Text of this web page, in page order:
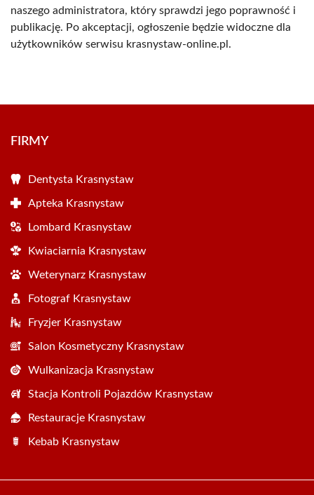
naszego administratora, który sprawdzi jego poprawność i
publikację. Po akceptacji, ogłoszenie będzie widoczne dla
użytkowników serwisu krasnystaw-online.pl.
FIRMY
Dentysta Krasnystaw
Apteka Krasnystaw
Lombard Krasnystaw
Kwiaciarnia Krasnystaw
Weterynarz Krasnystaw
Fotograf Krasnystaw
Fryzjer Krasnystaw
Salon Kosmetyczny Krasnystaw
Wulkanizacja Krasnystaw
Stacja Kontroli Pojazdów Krasnystaw
Restauracje Krasnystaw
Kebab Krasnystaw